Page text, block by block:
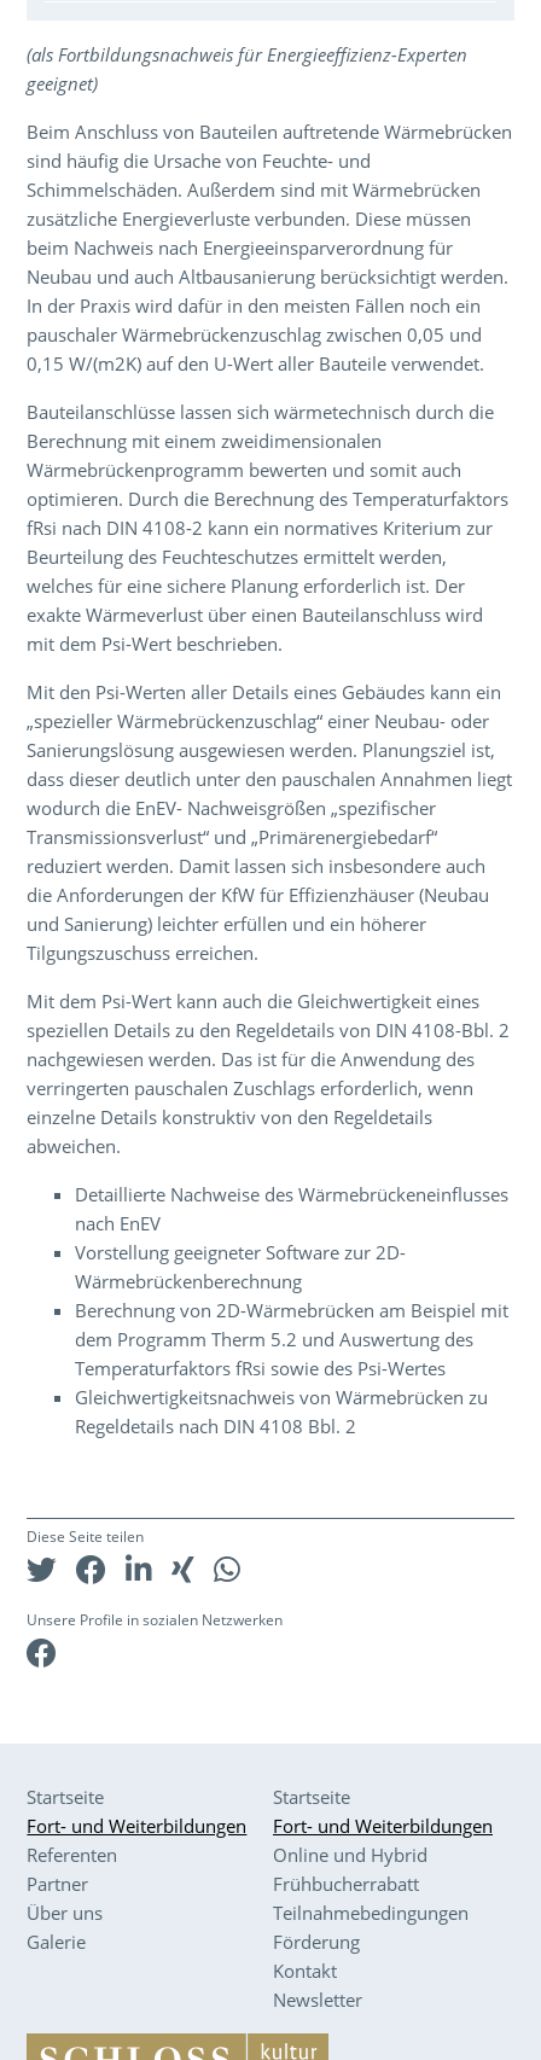
Über den Inhalt der Veranstaltung
(als Fortbildungsnachweis für Energieeffizienz-Experten
geeignet)
Beim Anschluss von Bauteilen auftretende Wärmebrücken
sind häufig die Ursache von Feuchte- und
Schimmelschäden. Außerdem sind mit Wärmebrücken
zusätzliche Energieverluste verbunden. Diese müssen
beim Nachweis nach Energieeinsparverordnung für
Neubau und auch Altbausanierung berücksichtigt werden.
In der Praxis wird dafür in den meisten Fällen noch ein
pauschaler Wärmebrückenzuschlag zwischen 0,05 und
0,15 W/(m2K) auf den U-Wert aller Bauteile verwendet.
Bauteilanschlüsse lassen sich wärmetechnisch durch die
Berechnung mit einem zweidimensionalen
Wärmebrückenprogramm bewerten und somit auch
optimieren. Durch die Berechnung des Temperaturfaktors
fRsi nach DIN 4108-2 kann ein normatives Kriterium zur
Beurteilung des Feuchteschutzes ermittelt werden,
welches für eine sichere Planung erforderlich ist. Der
exakte Wärmeverlust über einen Bauteilanschluss wird
mit dem Psi-Wert beschrieben.
Mit den Psi-Werten aller Details eines Gebäudes kann ein
„spezieller Wärmebrückenzuschlag“ einer Neubau- oder
Sanierungslösung ausgewiesen werden. Planungsziel ist,
dass dieser deutlich unter den pauschalen Annahmen liegt
wodurch die EnEV- Nachweisgrößen „spezifischer
Transmissionsverlust“ und „Primärenergiebedarf“
reduziert werden. Damit lassen sich insbesondere auch
die Anforderungen der KfW für Effizienzhäuser (Neubau
und Sanierung) leichter erfüllen und ein höherer
Tilgungszuschuss erreichen.
Mit dem Psi-Wert kann auch die Gleichwertigkeit eines
speziellen Details zu den Regeldetails von DIN 4108-Bbl. 2
nachgewiesen werden. Das ist für die Anwendung des
verringerten pauschalen Zuschlags erforderlich, wenn
einzelne Details konstruktiv von den Regeldetails
abweichen.
Detaillierte Nachweise des Wärmebrückeneinflusses
nach EnEV
Vorstellung geeigneter Software zur 2D-
Wärmebrückenberechnung
Berechnung von 2D-Wärmebrücken am Beispiel mit
dem Programm Therm 5.2 und Auswertung des
Temperaturfaktors fRsi sowie des Psi-Wertes
Gleichwertigkeitsnachweis von Wärmebrücken zu
Regeldetails nach DIN 4108 Bbl. 2
Diese Seite teilen
Unsere Profile in sozialen Netzwerken
Startseite
Fort- und Weiterbildungen
Referenten
Partner
Über uns
Galerie
Startseite
Fort- und Weiterbildungen
Online und Hybrid
Frühbucherrabatt
Teilnahmebedingungen
Förderung
Kontakt
Newsletter